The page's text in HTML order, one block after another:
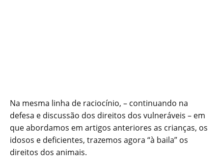
Na mesma linha de raciocínio, – continuando na
defesa e discussão dos direitos dos vulneráveis – em
que abordamos em artigos anteriores as crianças, os
idosos e deficientes, trazemos agora “à baila” os
direitos dos animais.